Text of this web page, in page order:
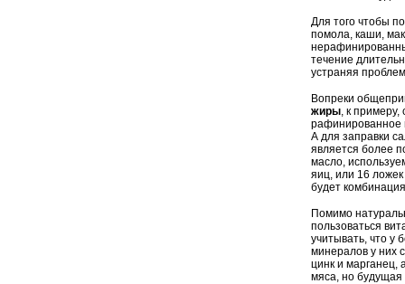
Для того чтобы
помола, каши,
течение
устраняя
Вопреки
жиры, к
рафинированное
А для заправки
является более
масло,
яиц, или 16
будет
Помимо
пользоваться
учитывать, что у
минералов у них
цинк и марганец,
мяса, но